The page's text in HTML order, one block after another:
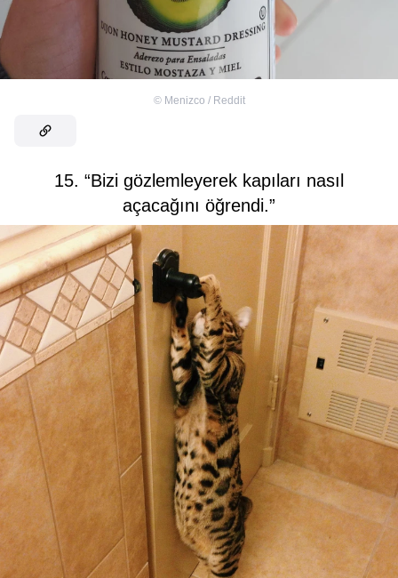
© Menizco / Reddit
15. “Bizi gözlemleyerek kapıları nasıl
açacağını öğrendi.”